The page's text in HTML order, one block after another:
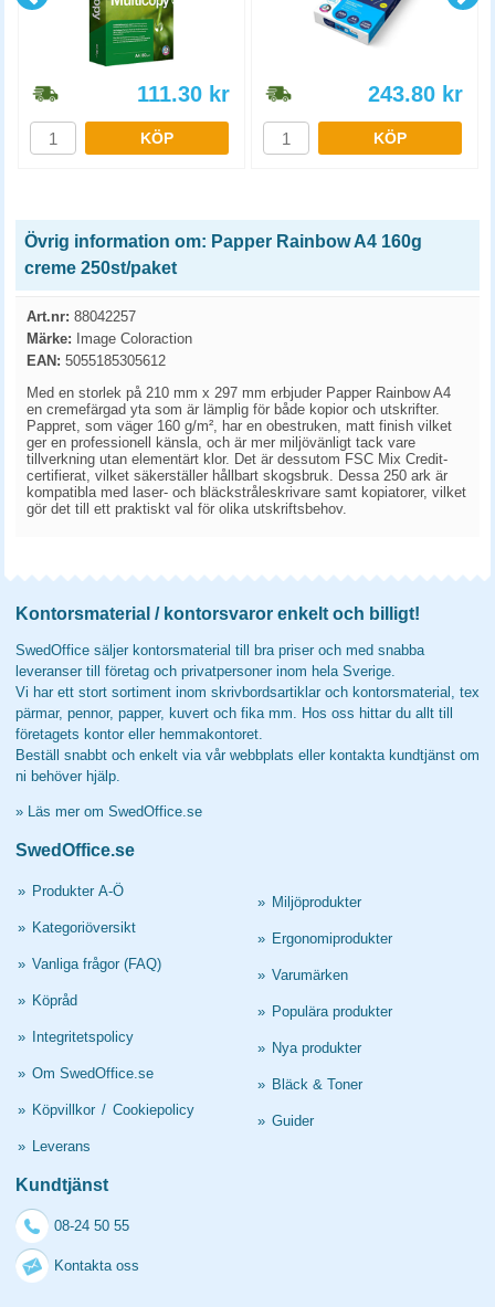
111.30 kr
KÖP
243.80 kr
KÖP
Övrig information om: Papper Rainbow A4 160g
creme 250st/paket
Art.nr: 88042257
Märke: Image Coloraction
EAN: 5055185305612
Med en storlek på 210 mm x 297 mm erbjuder Papper Rainbow A4
en cremefärgad yta som är lämplig för både kopior och utskrifter.
Pappret, som väger 160 g/m², har en obestruken, matt finish vilket
ger en professionell känsla, och är mer miljövänligt tack vare
tillverkning utan elementärt klor. Det är dessutom FSC Mix Credit-
certifierat, vilket säkerställer hållbart skogsbruk. Dessa 250 ark är
kompatibla med laser- och bläckstråleskrivare samt kopiatorer, vilket
gör det till ett praktiskt val för olika utskriftsbehov.
Kontorsmaterial / kontorsvaror enkelt och billigt!
SwedOffice säljer kontorsmaterial till bra priser och med snabba
leveranser till företag och privatpersoner inom hela Sverige.
Vi har ett stort sortiment inom skrivbordsartiklar och kontorsmaterial, tex
pärmar, pennor, papper, kuvert och fika mm. Hos oss hittar du allt till
företagets kontor eller hemmakontoret.
Beställ snabbt och enkelt via vår webbplats eller kontakta kundtjänst om
ni behöver hjälp.
» Läs mer om SwedOffice.se
SwedOffice.se
» Produkter A-Ö
» Kategoriöversikt
» Vanliga frågor (FAQ)
» Köpråd
» Integritetspolicy
» Om SwedOffice.se
» Köpvillkor / Cookiepolicy
» Leverans
» Miljöprodukter
» Ergonomiprodukter
» Varumärken
» Populära produkter
» Nya produkter
» Bläck & Toner
» Guider
Kundtjänst
08-24 50 55
Kontakta oss